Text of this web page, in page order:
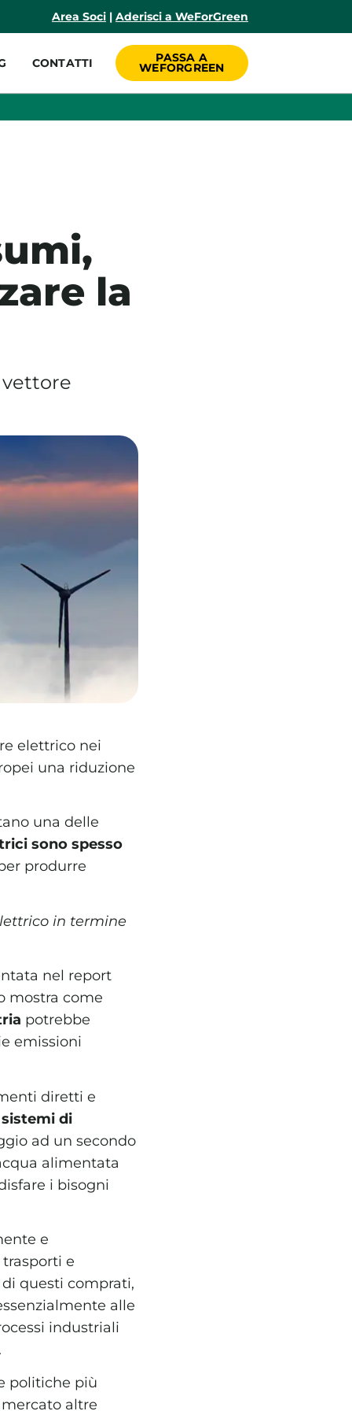
Area Soci | Aderisci a WeForGreen
CONTATTI
PASSA A
WEFORGREEN
la
vettore
elettrico nei
una riduzione
una delle
sono spesso
produrre
in termine
nel report
mostra come
potrebbe
emissioni
diretti e
di
ad un secondo
alimentata
i bisogni
e
e
questi comprati,
alle
industriali
politiche più
altre